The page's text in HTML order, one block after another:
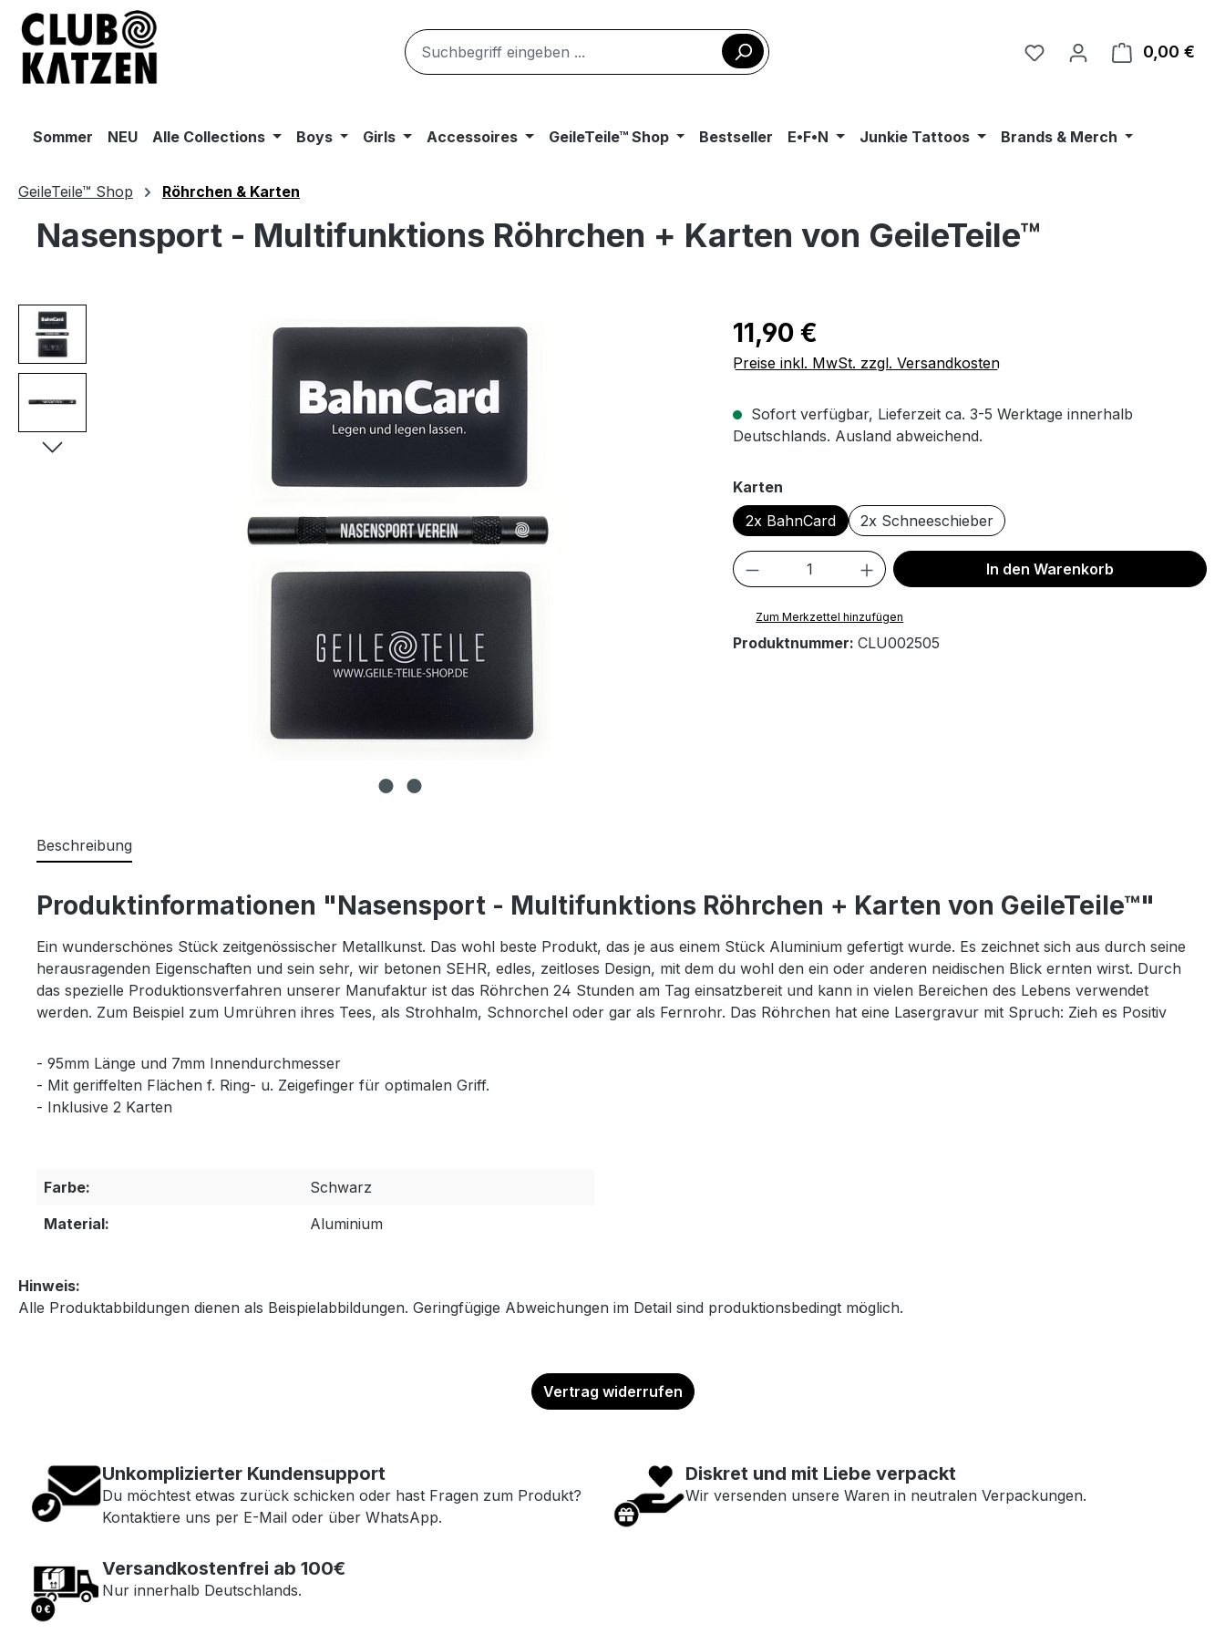
Hauptinhalt springen
Zur Suche springen
Zur Hauptnavigation springen
0,00 €
Sommer NEU Alle Collections Boys Girls Accessoires GeileTeile™ Shop Bestseller E•F•N Junkie Tattoos Brands & Merch
GeileTeile™ Shop Röhrchen & Karten
Hinweis:
Alle Produktabbildungen dienen als Beispielabbildungen. Geringfügige Abweichungen im Detail sind produktionsbedingt möglich.
Nasensport - Multifunktions Röhrchen + Karten von GeileTeile™
Bildergalerie überspringen Regulärer Preis:
11,90 €
Preise inkl. MwSt. zzgl. Versandkosten
Sofort verfügbar, Lieferzeit ca. 3-5 Werktage innerhalb
Deutschlands. Ausland abweichend.
Karten
2x BahnCard
2x Schneeschieber
Produkt Anzahl: Gib den gewünschten Wert
In den Warenkorb
Zum Merkzettel hinzufügen
Produktnummer: CLU002505
Beschreibung
Produktinformationen "Nasensport - Multifunktions Röhrchen + Karten von GeileTeile™"
Ein wunderschönes Stück zeitgenössischer Metallkunst. Das wohl beste Produkt, das je aus einem Stück Aluminium gefertigt wurde. Es zeichnet sich aus durch seine
herausragenden Eigenschaften und sein sehr, wir betonen SEHR, edles, zeitloses Design, mit dem du wohl den ein oder anderen neidischen Blick ernten wirst. Durch
das spezielle Produktionsverfahren unserer Manufaktur ist das Röhrchen 24 Stunden am Tag einsatzbereit und kann in vielen Bereichen des Lebens verwendet
werden. Zum Beispiel zum Umrühren ihres Tees, als Strohhalm, Schnorchel oder gar als Fernrohr. Das Röhrchen hat eine Lasergravur mit Spruch: Zieh es Positiv
- 95mm Länge und 7mm Innendurchmesser
- Mit geriffelten Flächen f. Ring- u. Zeigefinger für optimalen Griff.
- Inklusive 2 Karten
Farbe:
Schwarz
Material:
Aluminium
Vertrag widerrufen
Unkomplizierter Kundensupport
Du möchtest etwas zurück schicken oder hast Fragen zum Produkt?
Kontaktiere uns per E-Mail oder über WhatsApp.
Diskret und mit Liebe verpackt
Wir versenden unsere Waren in neutralen Verpackungen.
Versandkostenfrei ab 100€
Nur innerhalb Deutschlands.